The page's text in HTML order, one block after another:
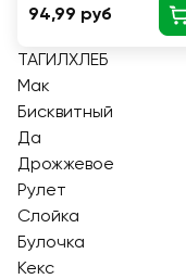
94,99 руб
ТАГИЛХЛЕБ
Мак
Бисквитный
Да
Дрожжевое
Рулет
Слойка
Булочка
Кекс